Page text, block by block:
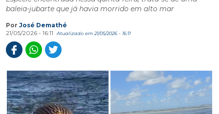
baleia-jubarte que já havia morrido em alto mar
Por José Demathé
21/05/2026 - 16:11
Atualizado em 21/05/2026 - 16:11